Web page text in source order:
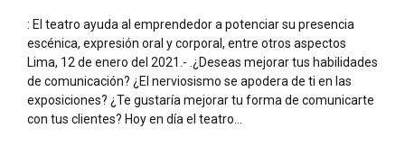
: El teatro ayuda al emprendedor a potenciar su presencia
escénica, expresión oral y corporal, entre otros aspectos
Lima, 12 de enero del 2021.- .¿Deseas mejorar tus habilidades
de comunicación? ¿El nerviosismo se apodera de ti en las
exposiciones? ¿Te gustaría mejorar tu forma de comunicarte
con tus clientes? Hoy en día el teatro...